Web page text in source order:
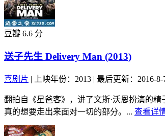
豆瓣 6.6 分
送子先生 Delivery Man (2013)
喜剧片 | 上映年份：2013 | 最后更新：2016-8-
翻拍自《星爸客》，讲了文斯·沃恩扮演的
真的想要走出来面对一切的部分。... 查看详